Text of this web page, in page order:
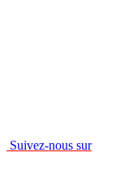
Suivez-nous sur